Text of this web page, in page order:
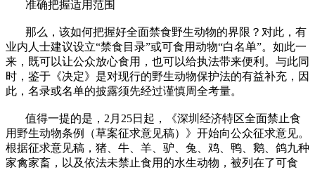
准确把握适用范围
那么，该如何把握好全面禁食野生动物的界限？对此，有
业内人士建议设立“禁食目录”或可食用动物“白名单”。如此一
来，既可以让公众放心食用，也可以给执法带来便利。与此同
时，鉴于《决定》是对现行的野生动物保护法的有益补充，因
此，名录或名单的披露须先经过谨慎周全考量。
值得一提的是，2月25日起，《深圳经济特区全面禁止食
用野生动物条例（草案征求意见稿）》开始向公众征求意见。
根据征求意见稿，猪、牛、羊、驴、兔、鸡、鸭、鹅、鸽九种
家禽家畜，以及依法未禁止食用的水生动物，被列在了可食